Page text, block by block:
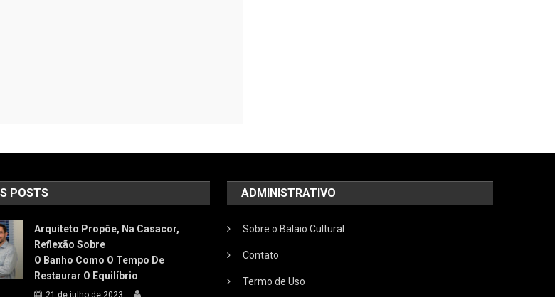
POSTS
Arquiteto Propõe, Na Casacor,
Reflexão Sobre
O Banho Como O Tempo De
Restaurar O Equilíbrio
21 de julho de 2023
ADMINISTRATIVO
Sobre o Balaio Cultural
Contato
Termo de Uso